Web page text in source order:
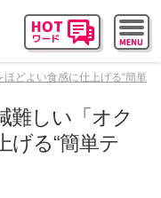
どよい食感に仕上げる“簡単
しい「オク
げる“簡単テ